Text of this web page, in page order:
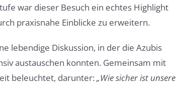
war dieser Besuch ein echtes Highlight
praxisnahe Einblicke zu erweitern.
lebendige Diskussion, in der die Azubis
austauschen konnten. Gemeinsam mit
beleuchtet, darunter:„Wie sicher ist unsere